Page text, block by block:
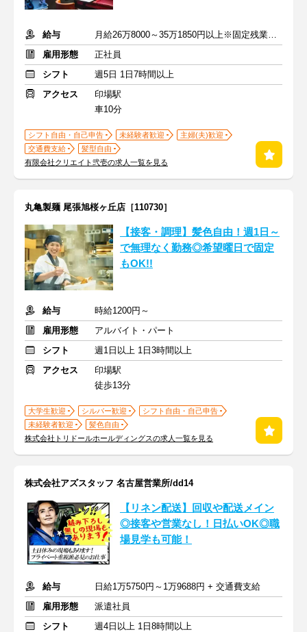
給与
月給26万8000～35万1850円以上※固定残業代含む
雇用形態
正社員
シフト
週5日 1日7時間以上
アクセス
印場駅
車10分
シフト自由・自己申告 未経験者歓迎
主婦(夫)歓迎
交通費支給
髪型自由
有限会社クリエイト弐壱の求人一覧を見る
丸亀製麺 尾張旭桜ヶ丘店［110730］
【接客・調理】髪色自由！週1日～
で無理なく勤務◎希望曜日で固定
もOK!!
給与
時給1200円～
雇用形態
アルバイト・パート
シフト
週1日以上 1日3時間以上
アクセス
印場駅
徒歩13分
大学生歓迎 シルバー歓迎
シフト自由・自己申告
未経験者歓迎
髪色自由
株式会社トリドールホールディングスの求人一覧を見る
株式会社アズスタッフ 名古屋営業所/dd14
【リネン配送】回収や配送メイン
◎接客や営業なし！日払いOK◎職
場見学も可能！
給与
日給1万5750円～1万9688円 + 交通費支給
雇用形態
派遣社員
シフト
週4日以上 1日8時間以上